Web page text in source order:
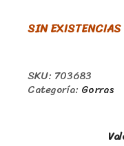
SIN EXISTENCIAS
SKU: 703683
Categoría: Gorras